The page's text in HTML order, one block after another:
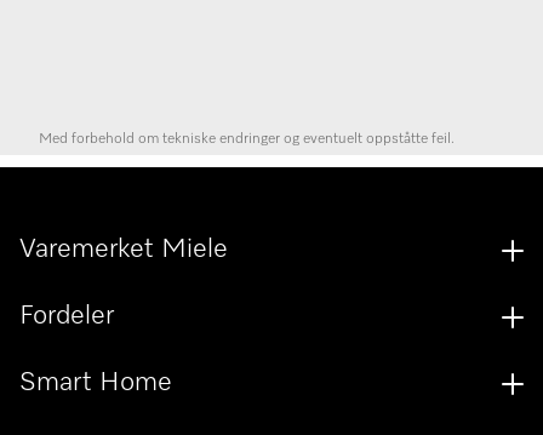
Med forbehold om tekniske endringer og eventuelt oppståtte feil.
Varemerket Miele
Fordeler
Smart Home